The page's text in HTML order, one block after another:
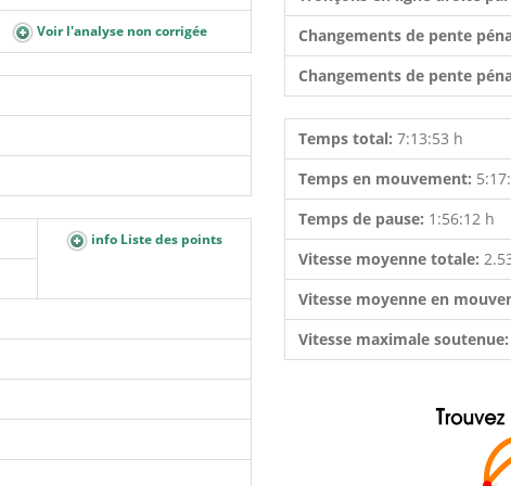
Voir l'analyse non corrigée
info Liste des points
Changements de pente
Changements de pente
Temps total: 7:13:53 h
Temps en mouvement:
Temps de pause: 1:56:12 h
Vitesse moyenne totale:
Vitesse moyenne en
Vitesse maximale